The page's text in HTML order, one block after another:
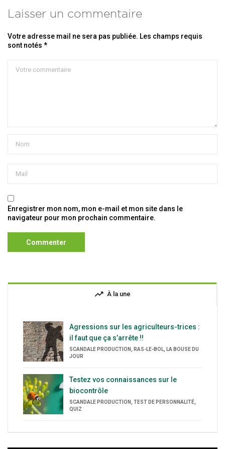
Laisser un commentaire
Votre adresse mail ne sera pas publiée. Les champs requis
sont notés *
Enregistrer mon nom, mon e-mail et mon site dans le
navigateur pour mon prochain commentaire.
trending_up À la une
Agressions sur les agriculteurs-trices :
il faut que ça s’arrête !!
SCANDALE PRODUCTION, RAS-LE-BOL, LA BOUSE DU
JOUR
Testez vos connaissances sur le
biocontrôle
SCANDALE PRODUCTION, TEST DE PERSONNALITÉ,
QUIZ